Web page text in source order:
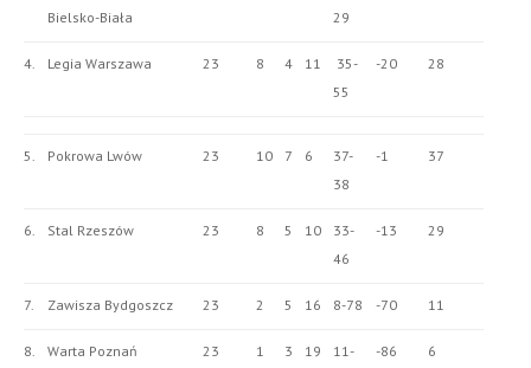
Bielsko-Biała
29
4. Legia Warszawa 23 8 4 11
35-
55
-20 28
5. Pokrowa Lwów 23 10 7 6
37-
38
-1 37
6. Stal Rzeszów 23 8 5 10
33-
46
-13 29
7. Zawisza Bydgoszcz 23 2 5 16 8-78 -70 11
8. Warta Poznań 23 1 3 19
11-
-86 6